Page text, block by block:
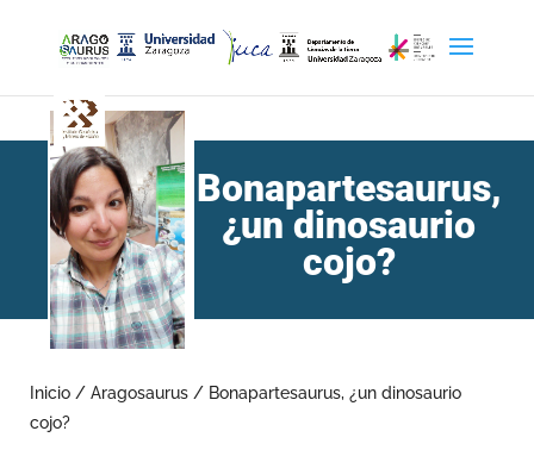
Bonapartesaurus,
¿un dinosaurio
cojo?
Inicio / Aragosaurus / Bonapartesaurus, ¿un dinosaurio
cojo?